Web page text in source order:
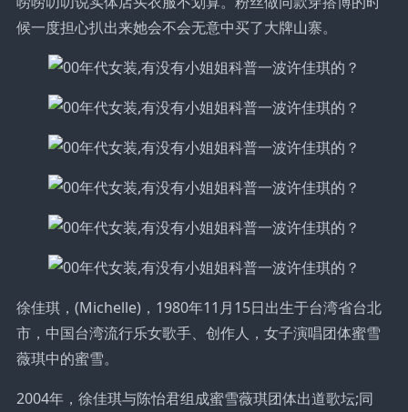
候一度担心扒出来她会不会无意中买了大牌山寨。
徐佳琪，(Michelle)，1980年11月15日出生于台湾省台北
市，中国台湾流行乐女歌手、创作人，女子演唱团体蜜雪
薇琪中的蜜雪。
2004年，徐佳琪与陈怡君组成蜜雪薇琪团体出道歌坛;同